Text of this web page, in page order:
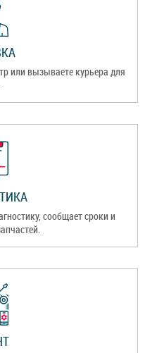
или вызываете курьера для
сообщает сроки и